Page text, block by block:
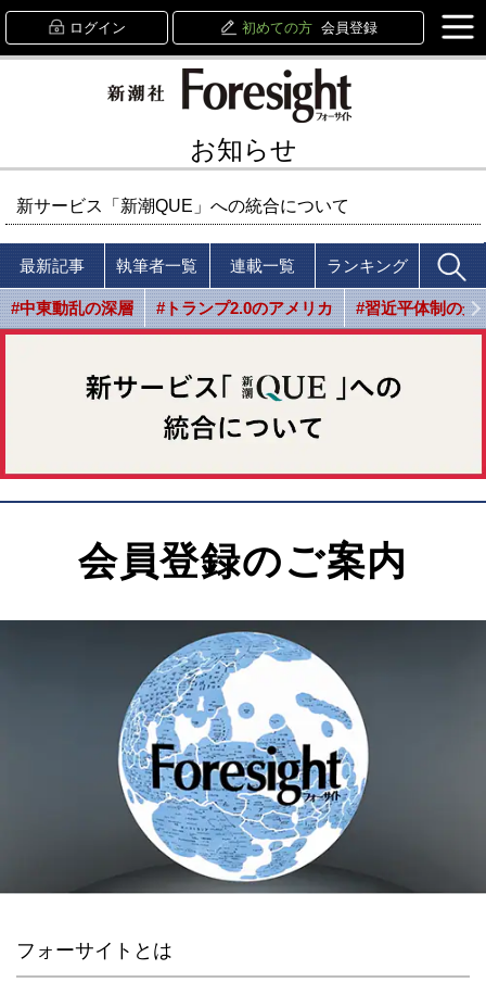
ログイン 初めての方 会員登録
お知らせ
新サービス「新潮QUE」への統合について
最新記事 執筆者一覧 連載一覧 ランキング
#中東動乱の深層 #トランプ2.0のアメリカ #習近平体制の光
会員登録のご案内
フォーサイトとは